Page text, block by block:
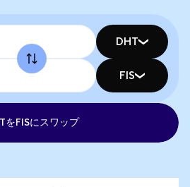
DHT
FIS
をFISにスワップ